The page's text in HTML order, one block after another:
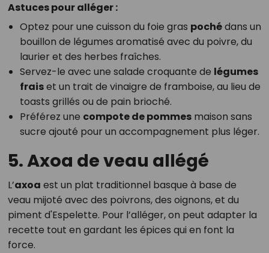
Astuces pour alléger :
Optez pour une cuisson du foie gras pochédans un
bouillon de légumes aromatisé avec du poivre, du
laurier et des herbes fraîches.
Servez-le avec une salade croquante de légumes
fraiset un trait de vinaigre de framboise, au lieu de
toasts grillés ou de pain brioché.
Préférez une compote de pommesmaison sans
sucre ajouté pour un accompagnement plus léger.
5. Axoa de veau allégé
L’axoa est un plat traditionnel basque à base de
veau mijoté avec des poivrons, des oignons, et du
piment d'Espelette. Pour l’alléger, on peut adapter la
recette tout en gardant les épices qui en font la
force.